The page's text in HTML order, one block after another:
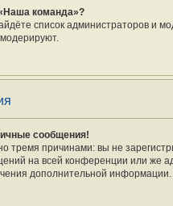
команда»?
список администраторов и
сообщения!
тремя причинами: вы не
на всей конференции или же
дополнительной информации.